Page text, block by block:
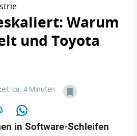
Warum
und Toyota
ca. 4 Minuten
in Software-Schleifen